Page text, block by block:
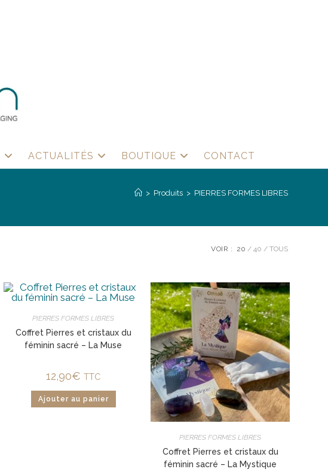
ACTUALITÉS BOUTIQUE CONTACT
> Produits > PIERRES FORMES LIBRES
VOIR : 20 40 TOUS
PIERRES FORMES LIBRES
Coffret Pierres et cristaux du
féminin sacré – La Muse
12,90€ TTC
Ajouter au panier
PIERRES FORMES LIBRES
Coffret Pierres et cristaux du
féminin sacré – La Mystique